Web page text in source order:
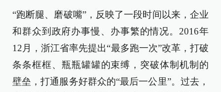
“跑断腿、磨破嘴”，反映了一段时间以来，企业
和群众到政府办事慢、办事繁的情况。2016年
12月，浙江省率先提出“最多跑一次”改革，打破
条条框框、瓶瓶罐罐的束缚，突破体制机制的
壁垒，打通服务好群众的“最后一公里”。过去，